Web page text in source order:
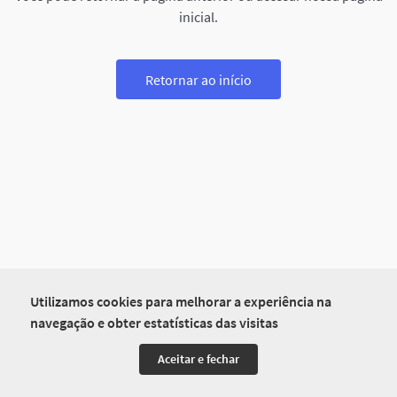
Utilizamos cookies para melhorar a experiência na
navegação e obter estatísticas das visitas
Aceitar e fechar
inicial.
Retornar ao início